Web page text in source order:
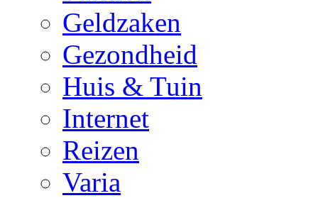
Geldzaken
Gezondheid
Huis & Tuin
Internet
Reizen
Varia